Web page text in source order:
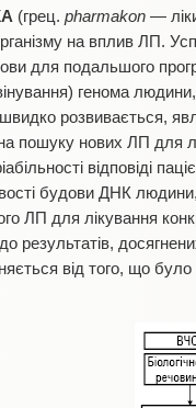
(грец. pharmakon —
на вплив ЛП.
для подальшого
генома
розвивається,
пошуку нових ЛП для
відповіді
будови ДНК
ЛП для лікування
результатів,
від того, що